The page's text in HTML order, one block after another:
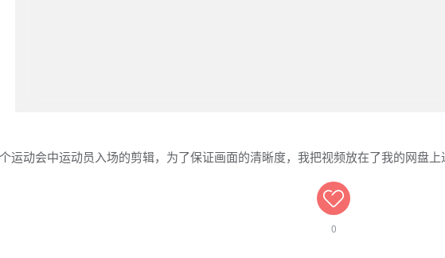
运动会中运动员入场的剪辑，为了保证画面的清晰度，我把视频放在了我的网盘上
0